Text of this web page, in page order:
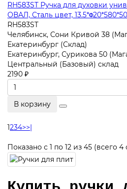
RH583ST Ручка для духовки
ОВАЛ, Сталь цвет, 13.5*Φ20*580*50
RH583ST
Челябинск, Сони Кривой 38
Екатеринбург (Склад)
Екатеринбург, Сурикова 50
Центральный (Базовый) склад
2190 ₽
В корзину
1234>>|
Показано с 1 по 12 из 45 (всего